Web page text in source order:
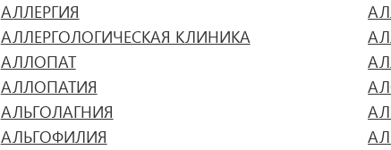
АЛЛЕРГИЯ
АЛЛЕРГОЛОГИЧЕСКАЯ КЛИНИКА
АЛЛОПАТ
АЛЛОПАТИЯ
АЛЬГОЛАГНИЯ
АЛЬГОФИЛИЯ